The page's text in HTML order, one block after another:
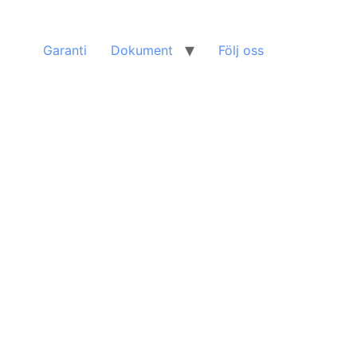
Garanti Dokument Följ oss